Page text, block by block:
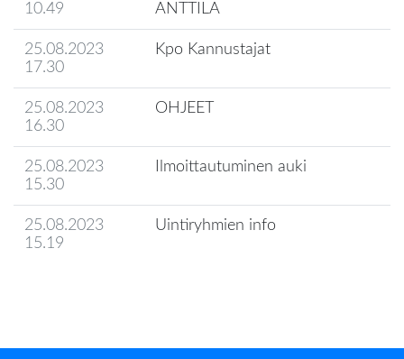
10.49
ANTTILA
25.08.2023
17.30
Kpo Kannustajat
25.08.2023
16.30
OHJEET
25.08.2023
15.30
Ilmoittautuminen auki
25.08.2023
15.19
Uintiryhmien info